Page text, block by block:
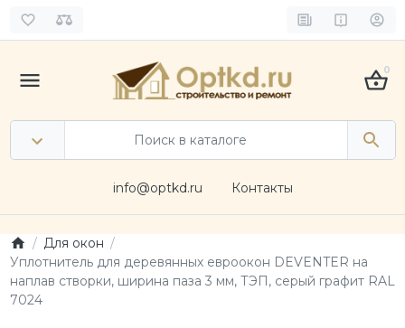
0
info@optkd.ru Контакты
Для окон
Уплотнитель для деревянных евроокон DEVENTER на
наплав створки, ширина паза 3 мм, ТЭП, серый графит RAL
7024